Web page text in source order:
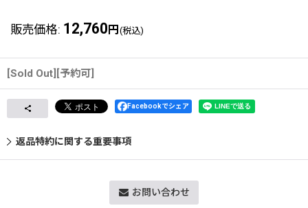
販売価格: 12,760 円 (税込)
[Sold Out][予約可]
Facebookでシェア
返品特約に関する重要事項
お問い合わせ